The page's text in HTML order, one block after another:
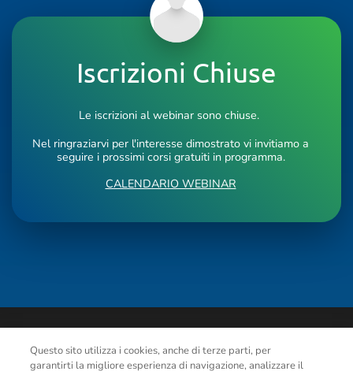
Iscrizioni Chiuse
Le iscrizioni al webinar sono chiuse.
Nel ringraziarvi per l'interesse dimostrato vi invitiamo a
seguire i prossimi corsi gratuiti in programma.
CALENDARIO WEBINAR
Questo sito utilizza i cookies, anche di terze parti, per
garantirti la migliore esperienza di navigazione, analizzare il